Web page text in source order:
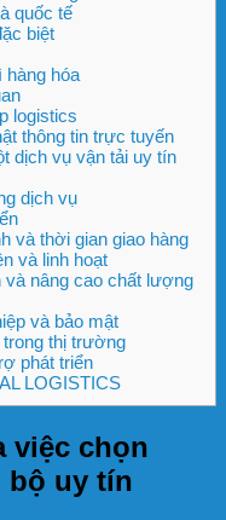
quốc tế
biệt
hàng hóa
logistics
thông tin trực tuyến
dịch vụ vận tải uy tín
dịch vụ
và thời gian giao hàng
và linh hoạt
nâng cao chất lượng
và bảo mật
thị trường
phát triển
LOGISTICS
việc chọn
bộ uy tín